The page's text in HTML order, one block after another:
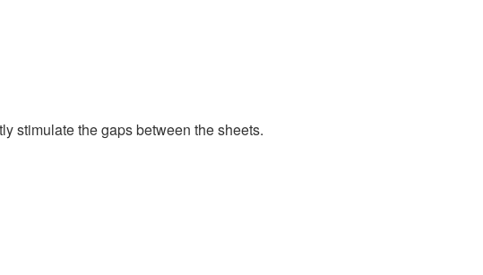
stimulate the gaps between the sheets.